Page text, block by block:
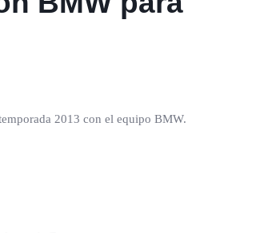
2013 con el equipo BMW.